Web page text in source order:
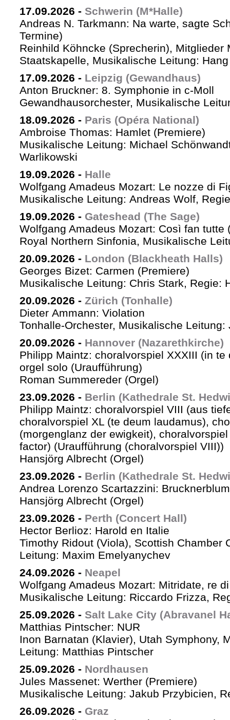
17.09.2026 - Schwerin (M*Halle)
Andreas N. Tarkmann: Na warte, sagte
Termine)
Reinhild Köhncke (Sprecherin), Mitglieder
Staatskapelle, Musikalische Leitung:
17.09.2026 - Leipzig (Gewandhaus)
Anton Bruckner: 8. Symphonie in c-Moll
Gewandhausorchester, Musikalische
18.09.2026 - Paris (Opéra National)
Ambroise Thomas: Hamlet (Premiere)
Musikalische Leitung: Michael
Warlikowski
19.09.2026 - Halle
Wolfgang Amadeus Mozart: Le nozze di
Musikalische Leitung: Andreas Wolf,
19.09.2026 - Gateshead (The Sage)
Wolfgang Amadeus Mozart: Così fan tutte
Royal Northern Sinfonia, Musikalische
20.09.2026 - London (Blackheath Halls)
Georges Bizet: Carmen (Premiere)
Musikalische Leitung: Chris Stark, Regie:
20.09.2026 - Zürich (Tonhalle)
Dieter Ammann: Violation
Tonhalle-Orchester, Musikalische Leitung:
20.09.2026 - Hannover (Nazarethkirche)
Philipp Maintz: choralvorspiel XXXIII (in te
orgel solo (Uraufführung)
Roman Summereder (Orgel)
23.09.2026 - Berlin (Kathedrale St.
Philipp Maintz: choralvorspiel VIII (aus
choralvorspiel XL (te deum laudamus),
(morgenglanz der ewigkeit),
factor) (Uraufführung (choralvorspiel VIII))
Hansjörg Albrecht (Orgel)
23.09.2026 - Berlin (Kathedrale St.
Andrea Lorenzo Scartazzini:
Hansjörg Albrecht (Orgel)
23.09.2026 - Perth (Concert Hall)
Hector Berlioz: Harold en Italie
Timothy Ridout (Viola), Scottish Chamber
Leitung: Maxim Emelyanychev
24.09.2026 - Neapel
Wolfgang Amadeus Mozart: Mitridate, re
Musikalische Leitung: Riccardo Frizza,
25.09.2026 - Salt Lake City (Abravanel
Matthias Pintscher: NUR
Inon Barnatan (Klavier), Utah Symphony,
Leitung: Matthias Pintscher
25.09.2026 - Nordhausen
Jules Massenet: Werther (Premiere)
Musikalische Leitung: Jakub Przybicien,
26.09.2026 - Graz